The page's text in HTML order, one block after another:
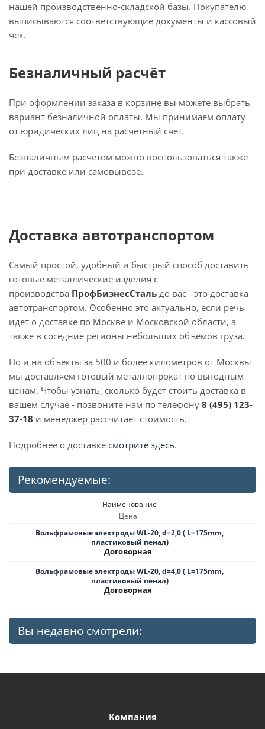
нашей производственно-складской базы. Покупателю
выписываются соответствующие документы и кассовый
чек.
Безналичный расчёт
При оформлении заказа в корзине вы можете выбрать
вариант безналичной оплаты. Мы принимаем оплату
от юридических лиц на расчетный счет.
Безналичным расчётом можно воспользоваться также
при доставке или самовывозе.
Доставка автотранспортом
Самый простой, удобный и быстрый способ доставить
готовые металлические изделия с
производства ПрофБизнесСталь до вас - это доставка
автотранспортом. Особенно это актуально, если речь
идет о доставке по Москве и Московской области, а
также в соседние регионы небольших объемов груза.
Но и на объекты за 500 и более километров от Москвы
мы доставляем готовый металлопрокат по выгодным
ценам. Чтобы узнать, сколько будет стоить доставка в
вашем случае - позвоните нам по телефону 8 (495) 123-
37-18 и менеджер рассчитает стоимость.
Подробнее о доставке смотрите здесь.
Рекомендуемые:
Наименование
Цена
Вольфрамовые электроды WL-20, d=2,0 ( L=175mm,
пластиковый пенал)
Договорная
Вольфрамовые электроды WL-20, d=4,0 ( L=175mm,
пластиковый пенал)
Договорная
Вы недавно смотрели:
Компания